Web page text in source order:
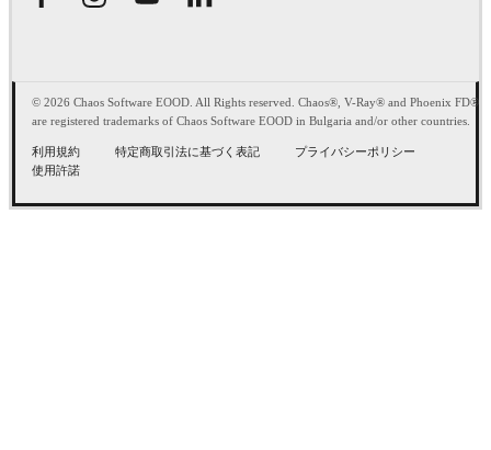
© 2026 Chaos Software EOOD. All Rights reserved. Chaos®, V-Ray® and Phoenix FD®
are registered trademarks of Chaos Software EOOD in Bulgaria and/or other countries.
利用規約 特定商取引法に基づく表記
プライバシーポリシー
使用許諾